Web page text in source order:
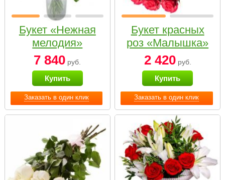
Заказать в один клик
Букет «Нежная
мелодия»
7 840 руб.
Купить
Заказать в один клик
Букет красных
роз «Малышка»
2 420руб.
Купить